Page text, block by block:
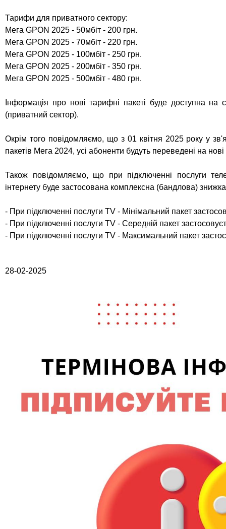
Тарифи для приватного сектору:
Мега GPON 2025 - 50мбіт - 200 грн.
Мега GPON 2025 - 70мбіт - 220 грн.
Мега GPON 2025 - 100мбіт - 250 грн.
Мега GPON 2025 - 200мбіт - 350 грн.
Мега GPON 2025 - 500мбіт - 480 грн.
Інформація про нові тарифні пакеті буде доступна
(приватний сектор).
Окрім того повідомляємо, що з 01 квітня 2025 року у
пакетів Мега 2024, усі абоненти будуть переведені на
Також повідомляємо, що при підключенні послуги
інтернету буде застосована комплексна (бандлова)
- При підключенні послуги TV - Мінімальний пакет
- При підключенні послуги TV - Середній пакет
- При підключенні послуги TV - Максимальний пакет
28-02-2025